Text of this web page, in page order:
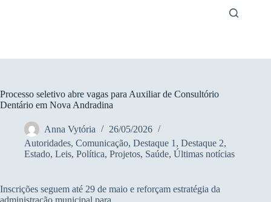
Processo seletivo abre vagas para Auxiliar de Consultório
Dentário em Nova Andradina
Anna Vytória
26/05/2026
Autoridades, Comunicação, Destaque 1 , Destaque 2,
Estado, Leis, Política, Projetos, Saúde, Últimas notícias
Inscrições seguem até 29 de maio e reforçam estratégia da
administração municipal para